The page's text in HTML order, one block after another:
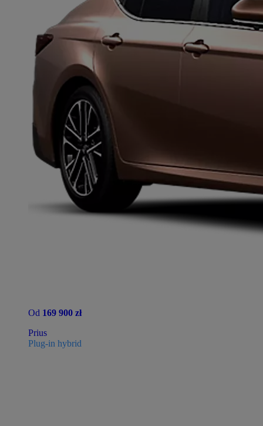
Od 169 900 zł
Prius
Plug-in hybrid